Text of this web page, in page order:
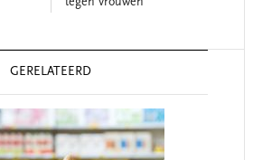
GERELATEERD